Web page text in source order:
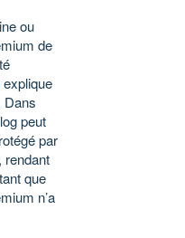
ou
de
Dans
peut
par
rendant
que
n’a